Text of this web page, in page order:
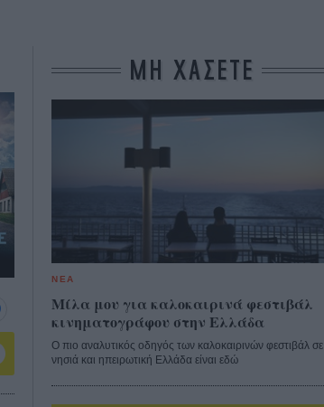
ΜΗ ΧΑΣΕΤΕ
ΝΕΑ
Μίλα μου για καλοκαιρινά φεστιβάλ
κινηματογράφου στην Ελλάδα
Ο πιο αναλυτικός οδηγός των καλοκαιρινών φεστιβάλ σε
νησιά και ηπειρωτική Ελλάδα είναι εδώ